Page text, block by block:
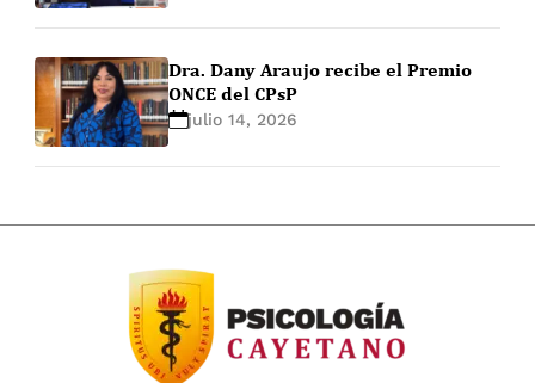
Dra. Dany Araujo recibe el Premio
ONCE del CPsP
julio 14, 2026